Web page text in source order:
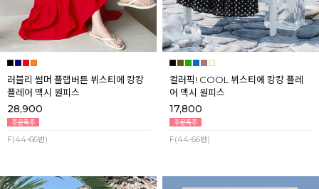
러블리 썸머 플랩버튼 뷔스티에 캉캉
플레어 맥시 원피스
28,900
F(44-66반)
컬러픽! COOL 뷔스티에 캉캉 플레
어 맥시 원피스
17,800
F(44-66반)